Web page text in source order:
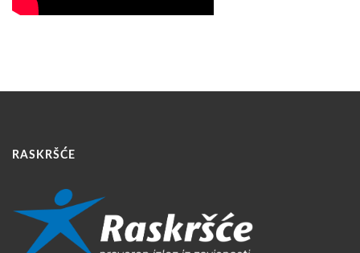
RASKRŠĆE